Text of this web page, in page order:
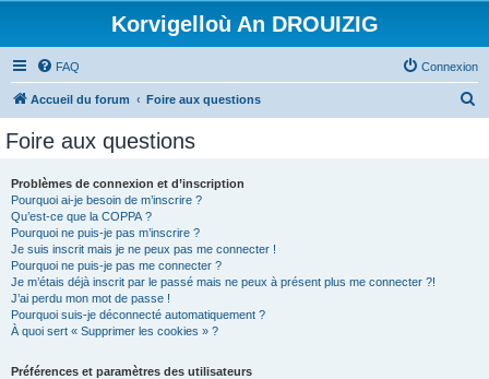
Korvigelloù An DROUIZIG
FAQ Connexion
Accueil du forum Foire aux questions
Foire aux questions
Problèmes de connexion et d’inscription
Pourquoi ai-je besoin de m’inscrire ?
Qu’est-ce que la COPPA ?
Pourquoi ne puis-je pas m’inscrire ?
Je suis inscrit mais je ne peux pas me connecter !
Pourquoi ne puis-je pas me connecter ?
Je m’étais déjà inscrit par le passé mais ne peux à présent plus me connecter ?!
J’ai perdu mon mot de passe !
Pourquoi suis-je déconnecté automatiquement ?
À quoi sert « Supprimer les cookies » ?
Préférences et paramètres des utilisateurs